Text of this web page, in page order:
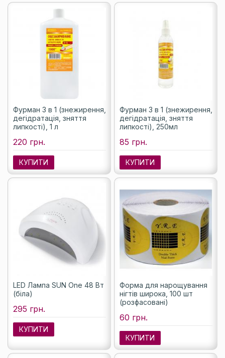
Фурман 3 в 1 (знежирення,
дегідратація, зняття
липкості), 1 л
220 грн.
КУПИТИ
Фурман 3 в 1 (знежирення,
дегідратація, зняття
липкості), 250мл
85 грн.
КУПИТИ
LED Лампа SUN One 48 Вт
(біла)
295 грн.
КУПИТИ
Форма для нарощування
нігтів широка, 100 шт
(розфасовані)
60 грн.
КУПИТИ